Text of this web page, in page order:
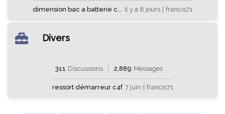
il y a 8 jours | francis71
dimension bac a batterie c...
Divers
311 Discussions 2,889 Messages
7 juin | francis71
ressort démarreur c4f